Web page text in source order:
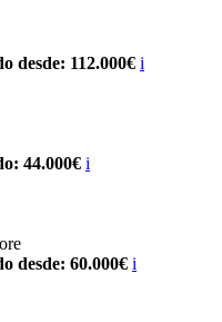
desde: 112.000€ i
44.000€ i
desde: 60.000€ i